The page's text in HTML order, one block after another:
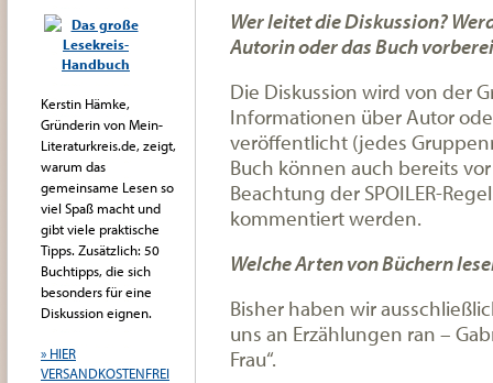
Wer leitet die Diskussion?
Autorin oder das Buch
Die Diskussion wird von der
Informationen über Autor
veröffentlicht (jedes
Buch können auch bereits
Beachtung der SPOILER-
kommentiert werden.
Welche Arten von Büchern
Bisher haben wir
uns an Erzählungen ran –
Frau“.
Kerstin Hämke,
Gründerin von Mein-
Literaturkreis.de, zeigt,
warum das
gemeinsame Lesen so
viel Spaß macht und
gibt viele praktische
Tipps. Zusätzlich: 50
Buchtipps, die sich
besonders für eine
Diskussion eignen.
» HIER
VERSANDKOSTENFREI